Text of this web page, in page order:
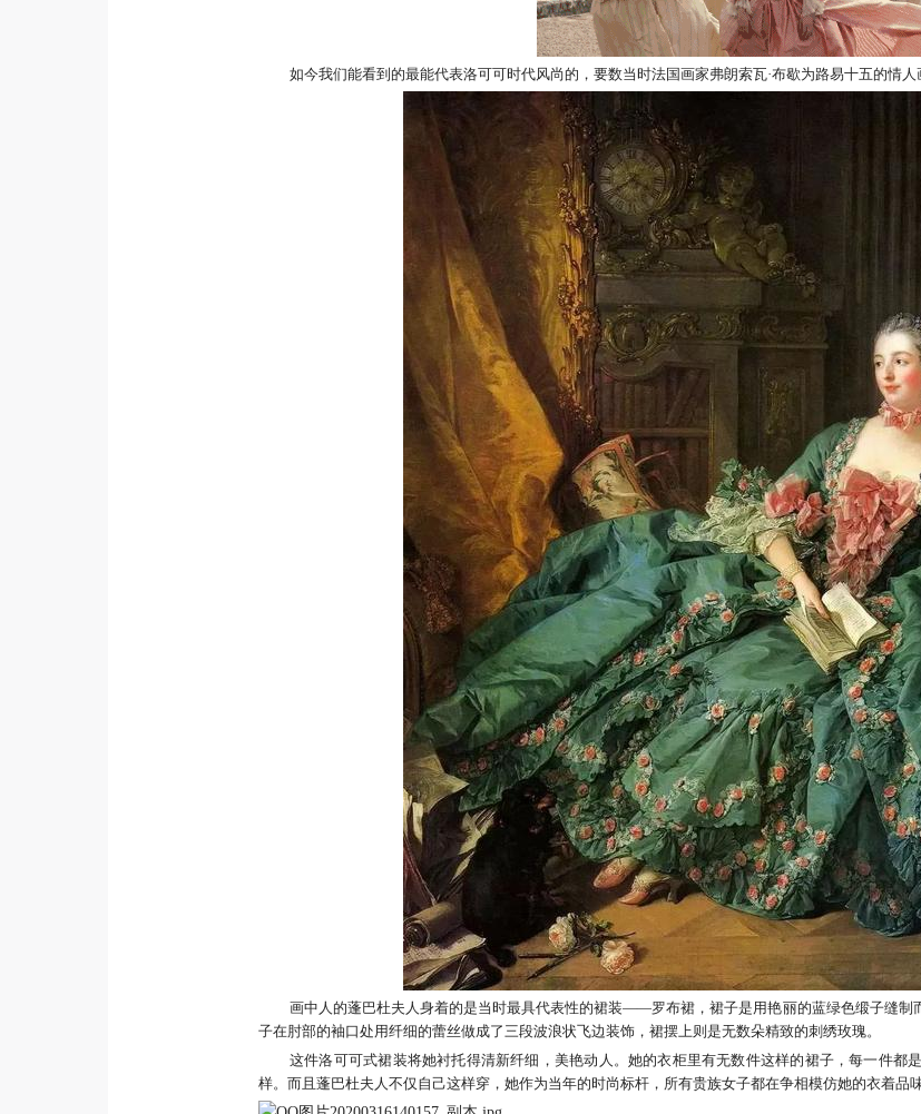
如今我们能看到的最能代表洛可可时代风尚的，要数当时法国画家弗朗索瓦·布歇为路易十五的情
画中人的蓬巴杜夫人身着的是当时最具代表性的裙装——罗布裙，裙子是用艳丽的蓝绿色缎子缝制
子在肘部的袖口处用纤细的蕾丝做成了三段波浪状飞边装饰，裙摆上则是无数朵精致的刺绣玫瑰。
这件洛可可式裙装将她衬托得清新纤细，美艳动人。她的衣柜里有无数件这样的裙子，每一件都
样。而且蓬巴杜夫人不仅自己这样穿，她作为当年的时尚标杆，所有贵族女子都在争相模仿她的衣着品味